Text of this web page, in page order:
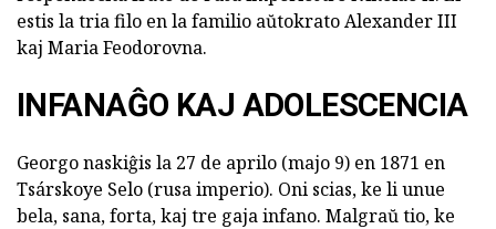
estis la tria filo en la familio aŭtokrato Alexander III
kaj Maria Feodorovna.
INFANAĜO KAJ ADOLESCENCIA
Georgo naskiĝis la 27 de aprilo (majo 9) en 1871 en
Tsárskoye Selo (rusa imperio). Oni scias, ke li unue
bela, sana, forta, kaj tre gaja infano. Malgraŭ tio, ke